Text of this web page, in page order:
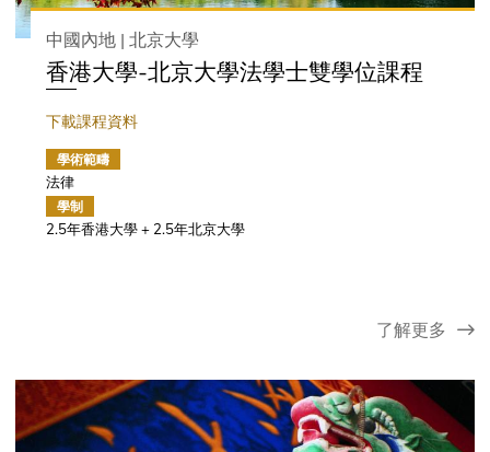
中國內地 | 北京大學
香港大學-北京大學法學士雙學位課程
下載課程資料
學術範疇
法律
學制
2.5年香港大學 + 2.5年北京大學
了解更多